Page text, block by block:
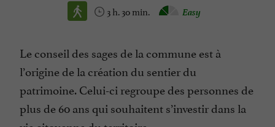
3 h. 30 min. Easy
Le conseil des sages de la commune est à
l’origine de la création du sentier du
patrimoine. Celui-ci regroupe des personnes de
plus de 60 ans qui souhaitent s’investir dans la